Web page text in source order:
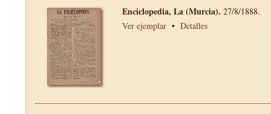
Enciclopedia, La (Murcia). 27/8/1888.
Ver ejemplar • Detalles